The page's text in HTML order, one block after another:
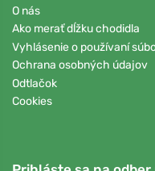
O nás
Ako merať dĺžku chodidla
Vyhlásenie o používaní
Ochrana osobných údajov
Odtlačok
Cookies